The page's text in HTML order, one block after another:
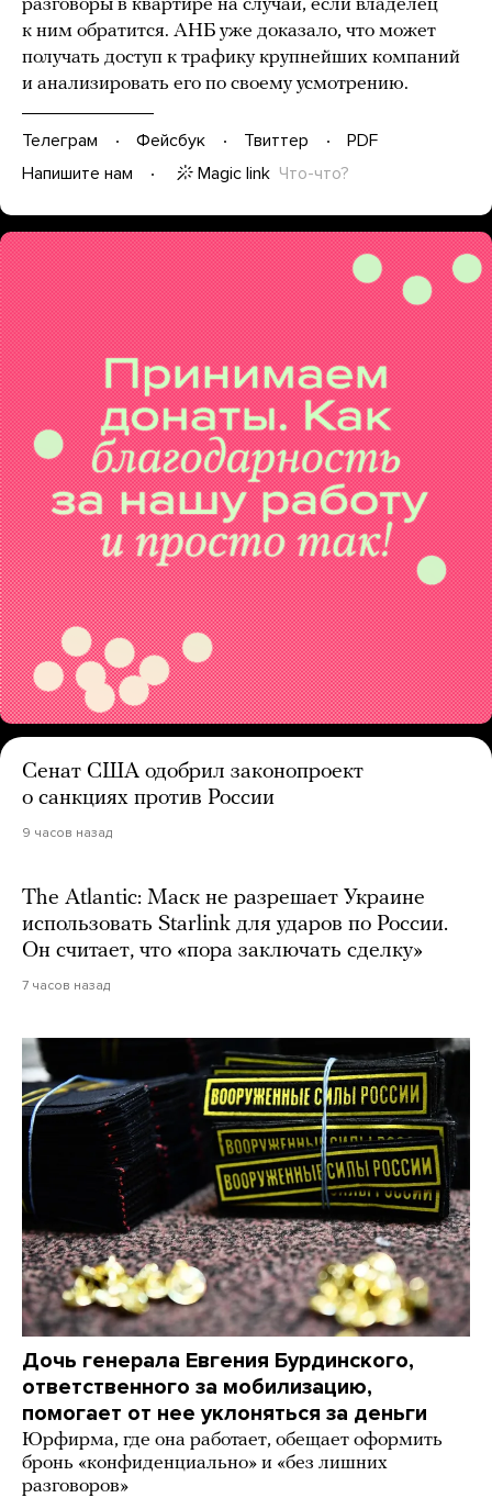
разговоры в квартире на случай, если владелец
к ним обратится. АНБ уже доказало, что может
получать доступ к трафику крупнейших компаний
и анализировать его по своему усмотрению.
Телеграм Фейсбук Твиттер
PDF
Напишите нам
Magic link Что-что?
Сенат США одобрил законопроект
о санкциях против России
9 часов назад
The Atlantic: Маск не разрешает Украине
использовать Starlink для ударов по России.
Он считает, что «пора заключать сделку»
7 часов назад
Дочь генерала Евгения Бурдинского,
ответственного за мобилизацию,
помогает от нее уклоняться за деньги
Юрфирма, где она работает, обещает оформить
бронь «конфиденциально» и «без лишних
разговоров»